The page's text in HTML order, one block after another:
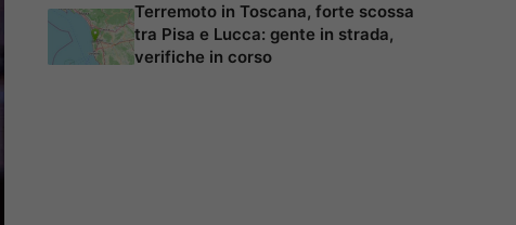
Terremoto in Toscana, forte scossa
tra Pisa e Lucca: gente in strada,
verifiche in corso